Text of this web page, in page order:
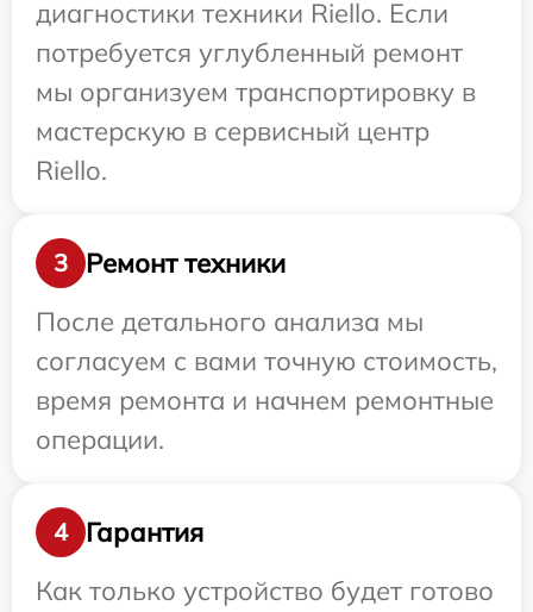
диагностики техники Riello. Если
потребуется углубленный ремонт
мы организуем транспортировку в
мастерскую в сервисный центр
Riello.
3
Ремонт техники
После детального анализа мы
согласуем с вами точную стоимость,
время ремонта и начнем ремонтные
операции.
4
Гарантия
Как только устройство будет готово